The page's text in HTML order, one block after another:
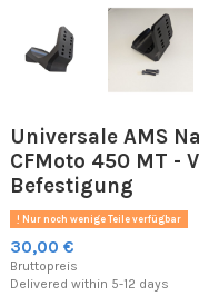
Universale AMS
CFMoto 450 MT -
Befestigung
Nur noch wenige Teile verfügbar
30,00 €
Bruttopreis
Delivered within 5-12 days